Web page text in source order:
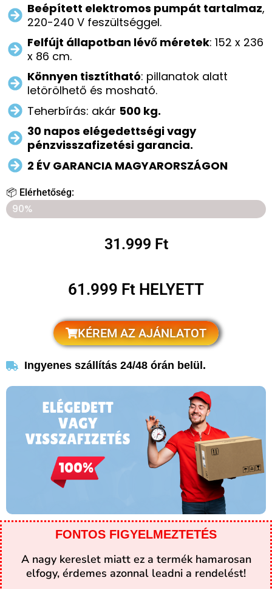
Beépített elektromos pumpát tartalmaz,
220-240 V feszültséggel.
Felfújt állapotban lévő méretek: 152 x 236
x 86 cm.
Könnyen tisztítható: pillanatok alatt
letörölhető és mosható.
Teherbírás: akár 500 kg.
30 napos elégedettségi vagy
pénzvisszafizetési garancia.
2 ÉV GARANCIA MAGYARORSZÁGON
📦 Elérhetőség:
MÁR CSAK 7 DARAB MARADT A BOLTBAN
90%
31.999 Ft
61.999 Ft HELYETT
KÉREM AZ AJÁNLATOT
Ingyenes szállítás 24/48 órán belül.
FONTOS FIGYELMEZTETÉS
A nagy kereslet miatt ez a termék hamarosan
elfogy, érdemes azonnal leadni a rendelést!